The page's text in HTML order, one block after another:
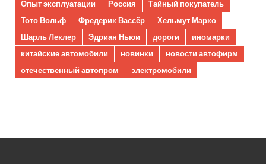
Опыт эксплуатации
Россия
Тайный покупатель
Тото Вольф
Фредерик Вассёр
Хельмут Марко
Шарль Леклер
Эдриан Ньюи дороги
иномарки
китайские автомобили
новинки
новости автофирм
отечественный автопром
электромобили